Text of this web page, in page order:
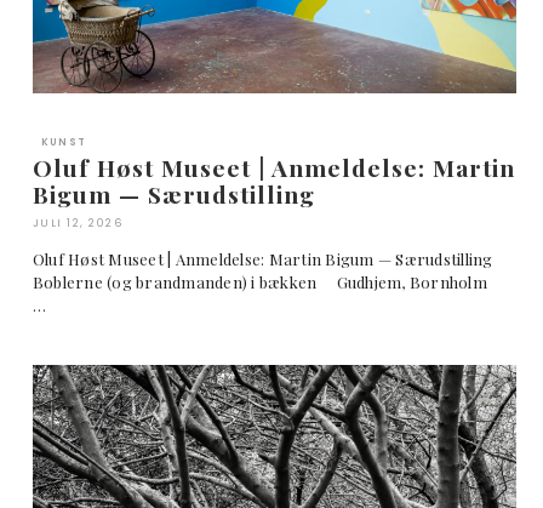
KUNST
Oluf Høst Museet | Anmeldelse: Martin
Bigum — Særudstilling
JULI 12, 2026
Oluf Høst Museet | Anmeldelse: Martin Bigum — Særudstilling
Boblerne (og brandmanden) i bækken Gudhjem, Bornholm
…